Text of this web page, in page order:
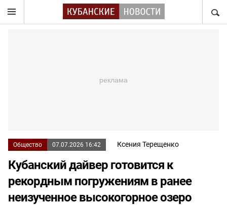
Общество 07.07.2026 16:42 Ксения Терещенко
Кубанский дайвер готовится к
рекордным погружениям в ранее
неизученное высокогорное озеро